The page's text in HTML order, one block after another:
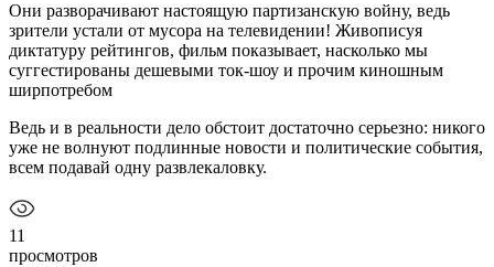
Они разворачивают настоящую партизанскую войну, ведь
зрители устали от мусора на телевидении! Живописуя
диктатуру рейтингов, фильм показывает, насколько мы
суггестированы дешевыми ток-шоу и прочим киношным
ширпотребом
Ведь и в реальности дело обстоит достаточно серьезно: никого
уже не волнуют подлинные новости и политические события,
всем подавай одну развлекаловку.
11
просмотров